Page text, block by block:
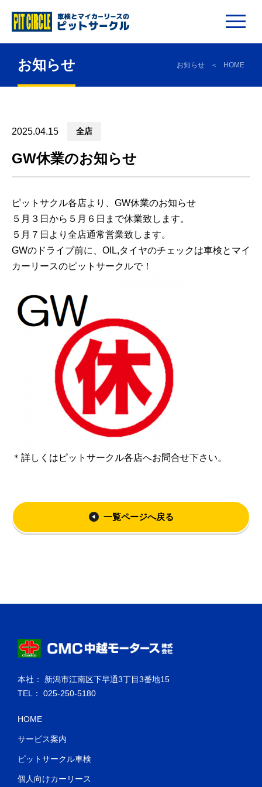
お知らせ お知らせ HOME
2025.04.15 全店
GW休業のお知らせ
ピットサクル各店より、GW休業のお知らせ
５月３日から５月６日まで休業致します。
５月７日より全店通常営業致します。
GWのドライブ前に、OIL,タイヤのチェックは車検とマイ
カーリースのピットサークルで！
＊詳しくはピットサークル各店へお問合せ下さい。
一覧ページへ戻る
本社： 新潟市江南区下早通3丁目3番地15
TEL： 025-250-5180
HOME
サービス案内
ピットサークル車検
個人向けカーリース